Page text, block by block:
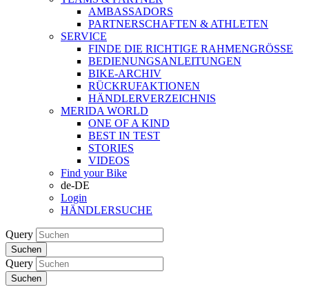
AMBASSADORS
PARTNERSCHAFTEN & ATHLETEN
SERVICE
FINDE DIE RICHTIGE RAHMENGRÖSSE
BEDIENUNGSANLEITUNGEN
BIKE-ARCHIV
RÜCKRUFAKTIONEN
HÄNDLERVERZEICHNIS
MERIDA WORLD
ONE OF A KIND
BEST IN TEST
STORIES
VIDEOS
Find your Bike
de-DE
Login
HÄNDLERSUCHE
Query
Suchen
Query
Suchen